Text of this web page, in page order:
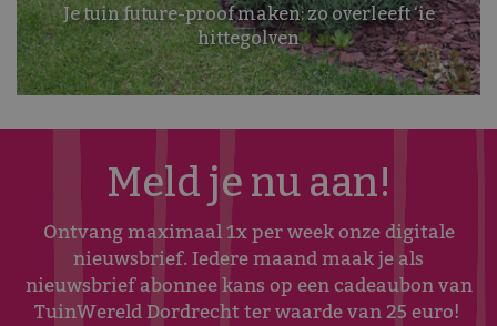
Je tuin future-proof maken: zo overleeft ‘ie
hittegolven
Meld je nu aan!
Ontvang maximaal 1x per week onze digitale
nieuwsbrief. Iedere maand maak je als
nieuwsbrief abonnee kans op een cadeaubon van
TuinWereld Dordrecht ter waarde van 25 euro!